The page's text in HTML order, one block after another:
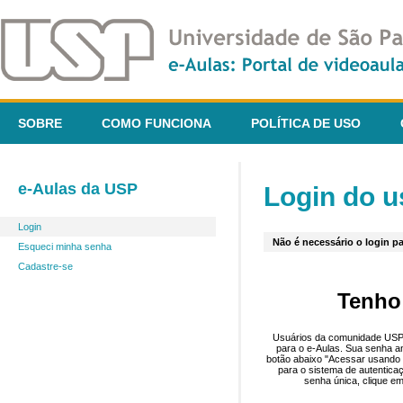
SOBRE COMO FUNCIONA POLÍTICA DE USO
e-Aulas da USP
Login
Esqueci minha senha
Cadastre-se
Login do
Não é necessário o login
Usuários da comunidade
para o e-Aulas. Sua senha
botão abaixo "Acessar
para o sistema de
senha única, clique